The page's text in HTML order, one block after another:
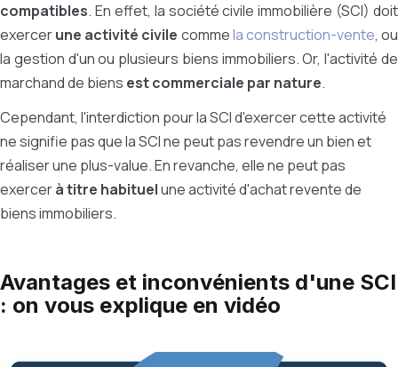
compatibles. En effet, la société civile immobilière (SCI) doit
exercerune activité civile commela construction-vente, ou
la gestion d'un ou plusieurs biens immobiliers. Or, l'activité de
marchand de biens est commerciale par nature.
Cependant, l'interdiction pour la SCI d'exercer cette activité
ne signifie pas que la SCI ne peut pas revendre un bien et
réaliser une plus-value. En revanche, elle ne peut pas
exercerà titre habituelune activité d'achat revente de
biens immobiliers.
Avantages et inconvénients d'une SCI
: on vous explique en vidéo